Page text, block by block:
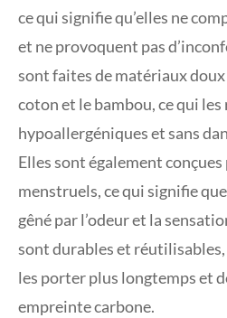
ce qui signifie qu’elles ne
et ne provoquent pas
sont faites de matériaux
coton et le bambou, ce qui les
hypoallergéniques et sans
Elles sont également
menstruels, ce qui signifie
gêné par l’odeur et la
sont durables et
les porter plus longtemps et
empreinte carbone.